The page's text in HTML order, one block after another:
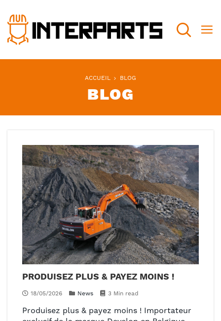
ACCUEIL BLOG
BLOG
PRODUISEZ PLUS & PAYEZ MOINS !
18/05/2026 News 3 Min read
Produisez plus & payez moins ! Importateur